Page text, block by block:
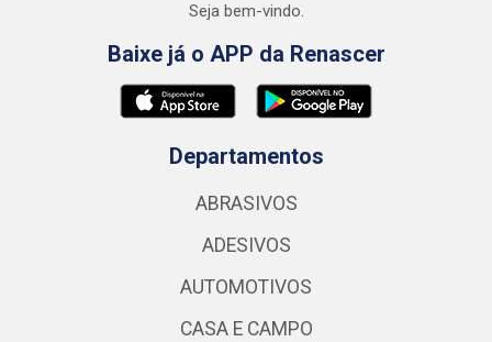
Seja bem-vindo.
Baixe já o APP da Renascer
Departamentos
ABRASIVOS
ADESIVOS
AUTOMOTIVOS
CASA E CAMPO